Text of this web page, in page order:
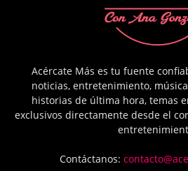
Acércate Más es tu fuente
noticias, entretenimiento,
historias de última hora, temas
exclusivos directamente desde el
Contáctanos: